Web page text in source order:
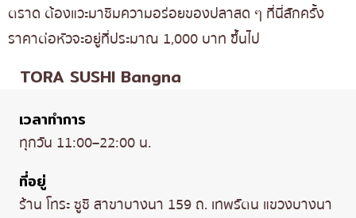
ตราด ต้องแวะมาชิมความอร่อยของปลาสด ๆ ที่นี่สักครั้ง
ราคาต่อหัวจะอยู่ที่ประมาณ 1,000 บาท ขึ้นไป
TORA SUSHI Bangna
เวลาทำการ
ทุกวัน 11:00–22:00 น.
ที่อยู่
ร้าน โทระ ซูชิ สาขาบางนา 159 ถ. เทพรัตน แขวงบางนา